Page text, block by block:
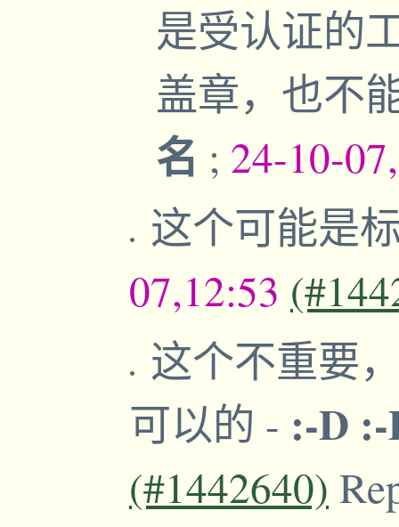
是受认证的
盖章，也不
名 ; 24-10-
这个可能是
07,12:53
这个不重要
可以的 - :-D
(#1442640)